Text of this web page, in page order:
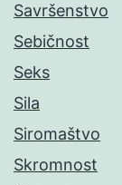
Savršenstvo
Sebičnost
Seks
Sila
Siromaštvo
Skromnost